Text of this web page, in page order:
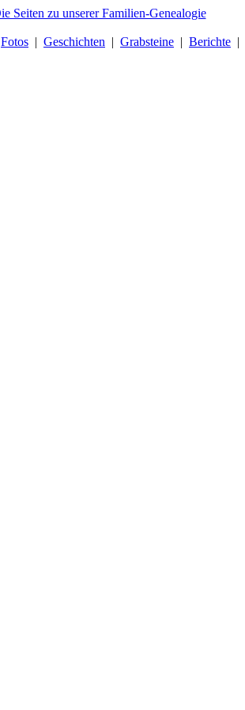
Fotos | Geschichten | Grabsteine | Berichte |